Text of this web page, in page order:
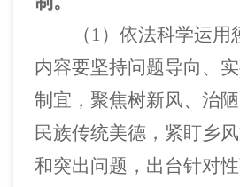
（ 1）依法科学运用
内容要坚持问题导向、
制宜，聚焦树新风、治
民族传统美德，紧盯乡
和突出问题，出台针对